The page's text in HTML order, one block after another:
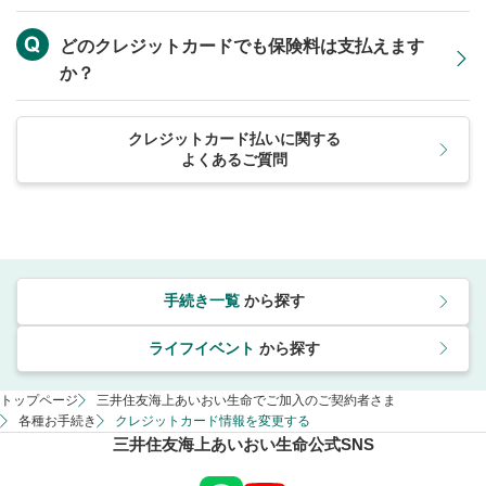
どのクレジットカードでも保険料は支払えます
か？
クレジットカード払いに関する
よくあるご質問
手続き一覧から探す
ライフイベント から探す
トップページ
三井住友海上あいおい生命でご加入のご契約者さま
各種お手続き
クレジットカード情報を変更する
三井住友海上あいおい生命公式SNS